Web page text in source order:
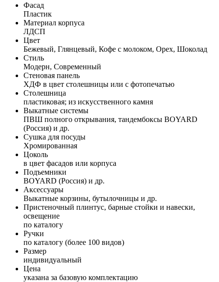
Фасад
Пластик
Материал корпуса
ЛДСП
Цвет
Бежевый, Глянцевый, Кофе с молоком, Орех, Шоколад
Стиль
Модерн, Современный
Стеновая панель
ХДФ в цвет столешницы или с фотопечатью
Столешница
пластиковая; из искусственного камня
Выкатные системы
ПВШ полного открывания, тандембоксы BOYARD
(Россия) и др.
Сушка для посуды
Хромированная
Цоколь
в цвет фасадов или корпуса
Подъемники
BOYARD (Россия) и др.
Аксессуары
Выкатные корзины, бутылочницы и др.
Пристеночный плинтус, барные стойки и навески,
освещение
по каталогу
Ручки
по каталогу (более 100 видов)
Размер
индивидуальный
Цена
указана за базовую комплектацию